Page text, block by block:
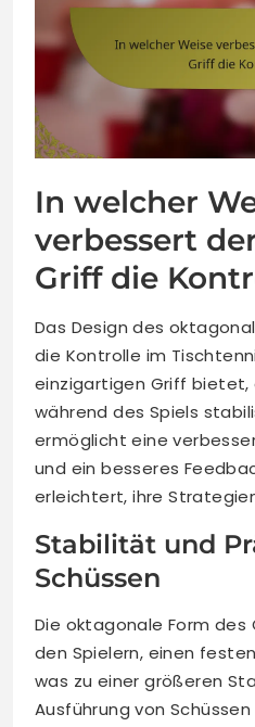
In welcher
verbessert
Griff die
Das Design des
die Kontrolle im
einzigartigen Griff bietet,
während des Spiels
ermöglicht eine
und ein besseres
erleichtert, ihre
Stabilität und
Schüssen
Die oktagonale Form
den Spielern, einen
was zu einer größeren
Ausführung von